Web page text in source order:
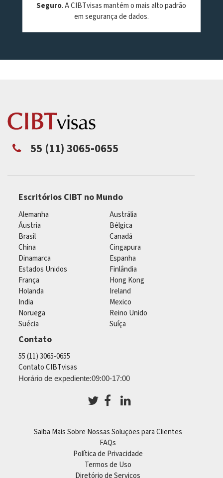
Seguro. A CIBTvisas mantém o mais alto padrão
em segurança de dados.
55 (11) 3065-0655
Escritórios CIBT no Mundo
Alemanha
Austrália
Áustria
Bélgica
Brasil
Canadá
China
Cingapura
Dinamarca
Espanha
Estados Unidos
Finlândia
França
Hong Kong
Holanda
Ireland
India
Mexico
Noruega
Reino Unido
Suécia
Suíça
Contato
55 (11) 3065-0655
Contato CIBTvisas
Horário de expediente:09:00-17:00
Saiba Mais Sobre Nossas Soluções para Clientes
FAQs
Política de Privacidade
Termos de Uso
Diretório de Serviços